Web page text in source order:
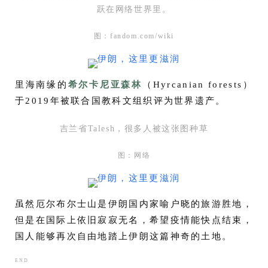
跃在网络世界里。
图：fandom.com/wiki
里海南缘的 希尔卡尼亚森林
（Hyrcanian forests）
于2019年被联合国教科文组织评为世界遗产。
吉兰省Talesh，很多人被这张图种草
图：网络
虽然厄尔布尔士山是伊朗国内家喻户晓的旅游胜地，
但是在国际上依旧寂寂无名，希望疫情能快点结束，
国人能够再次自由地踏上伊朗这篇神奇的土地。
END